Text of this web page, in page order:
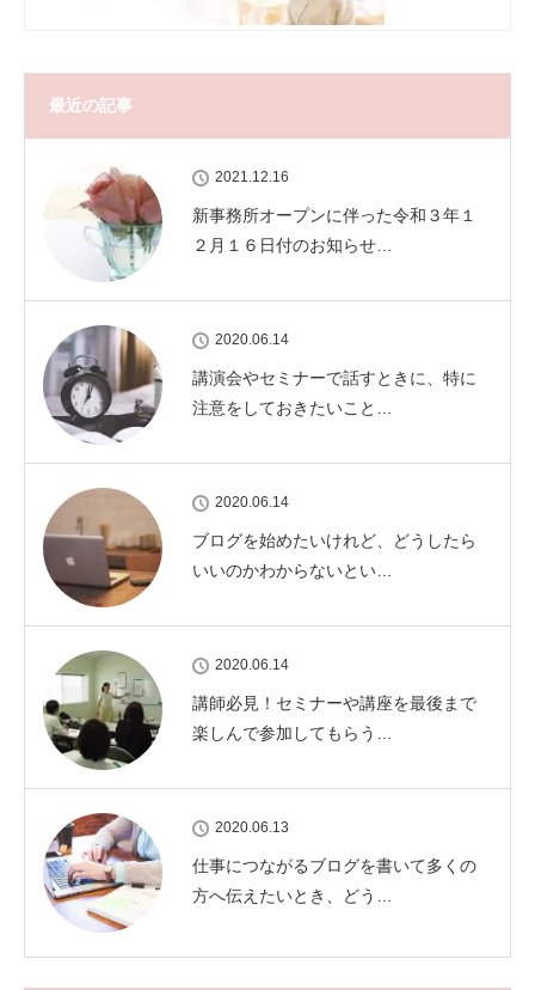
最近の記事
2021.12.16
新事務所オープンに伴った令和３年１
２月１６日付のお知らせ…
2020.06.14
講演会やセミナーで話すときに、特に
注意をしておきたいこと…
2020.06.14
ブログを始めたいけれど、どうしたら
いいのかわからないとい…
2020.06.14
講師必見！セミナーや講座を最後まで
楽しんで参加してもらう…
2020.06.13
仕事につながるブログを書いて多くの
方へ伝えたいとき、どう…